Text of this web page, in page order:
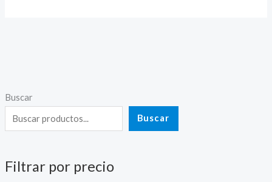
Buscar
Buscar
Filtrar por precio
P
r
e
r
e